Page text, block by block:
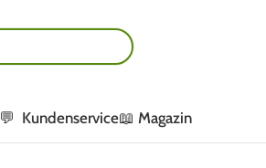
💬 Kundenservice📖 Magazin